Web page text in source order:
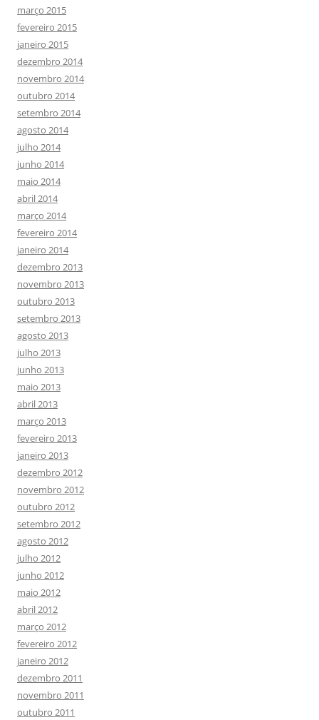
março 2015
fevereiro 2015
janeiro 2015
dezembro 2014
novembro 2014
outubro 2014
setembro 2014
agosto 2014
julho 2014
junho 2014
maio 2014
abril 2014
março 2014
fevereiro 2014
janeiro 2014
dezembro 2013
novembro 2013
outubro 2013
setembro 2013
agosto 2013
julho 2013
junho 2013
maio 2013
abril 2013
março 2013
fevereiro 2013
janeiro 2013
dezembro 2012
novembro 2012
outubro 2012
setembro 2012
agosto 2012
julho 2012
junho 2012
maio 2012
abril 2012
março 2012
fevereiro 2012
janeiro 2012
dezembro 2011
novembro 2011
outubro 2011